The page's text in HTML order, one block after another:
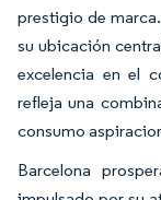
prestigio de
su ubicación
excelencia en el
refleja una
consumo
Barcelona